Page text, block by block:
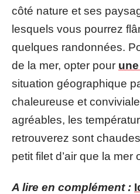
côté nature et ses
lesquels vous pourrez
quelques randonnées.
de la mer, opter pour
situation géographique
chaleureuse et
agréables, les
retrouverez sont
petit filet d’air que la mer
A lire en complément :